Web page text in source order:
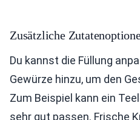
Zusätzliche
Du kannst die Füllung
Gewürze hinzu, um den
Zum Beispiel kann ein
sehr gut passen. Frische